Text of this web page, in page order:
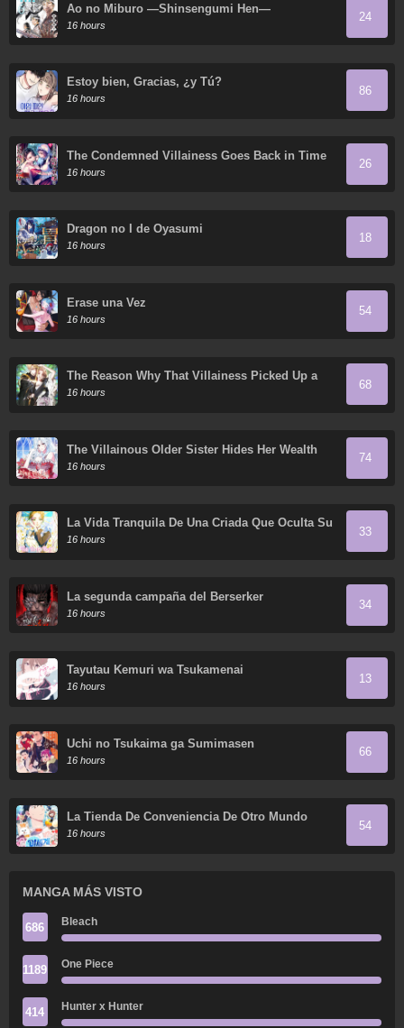
Ao no Miburo —Shinsengumi Hen—
16 hours
24
Estoy bien, Gracias, ¿y Tú?
16 hours
86
The Condemned Villainess Goes Back in Time
and Aims to Become the Ultimate Villain
16 hours
26
Dragon no I de Oyasumi
16 hours
18
Érase una Vez
16 hours
54
The Reason Why That Villainess Picked Up a
Sword
16 hours
68
The Villainous Older Sister Hides Her Wealth
16 hours
74
La Vida Tranquila De Una Criada Que Oculta Su
Poder Y Lo Disfruta
16 hours
33
La segunda campaña del Berserker
16 hours
34
Tayutau Kemuri wa Tsukamenai
16 hours
13
Uchi no Tsukaima ga Sumimasen
16 hours
66
La Tienda De Conveniencia De Otro Mundo
16 hours
54
MANGA MÁS VISTO
686 Bleach
1189 One Piece
414 Hunter x Hunter